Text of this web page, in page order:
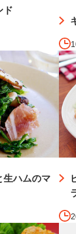
ド
生ハムのマ